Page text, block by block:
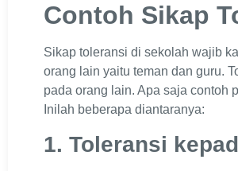
Contoh Sikap
Sikap toleransi di sekolah wajib
orang lain yaitu teman dan guru.
pada orang lain. Apa saja contoh
Inilah beberapa diantaranya:
1. Toleransi